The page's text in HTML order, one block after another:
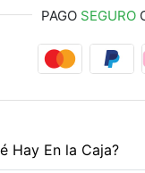
PAGO SEGURO
Hay En la Caja?